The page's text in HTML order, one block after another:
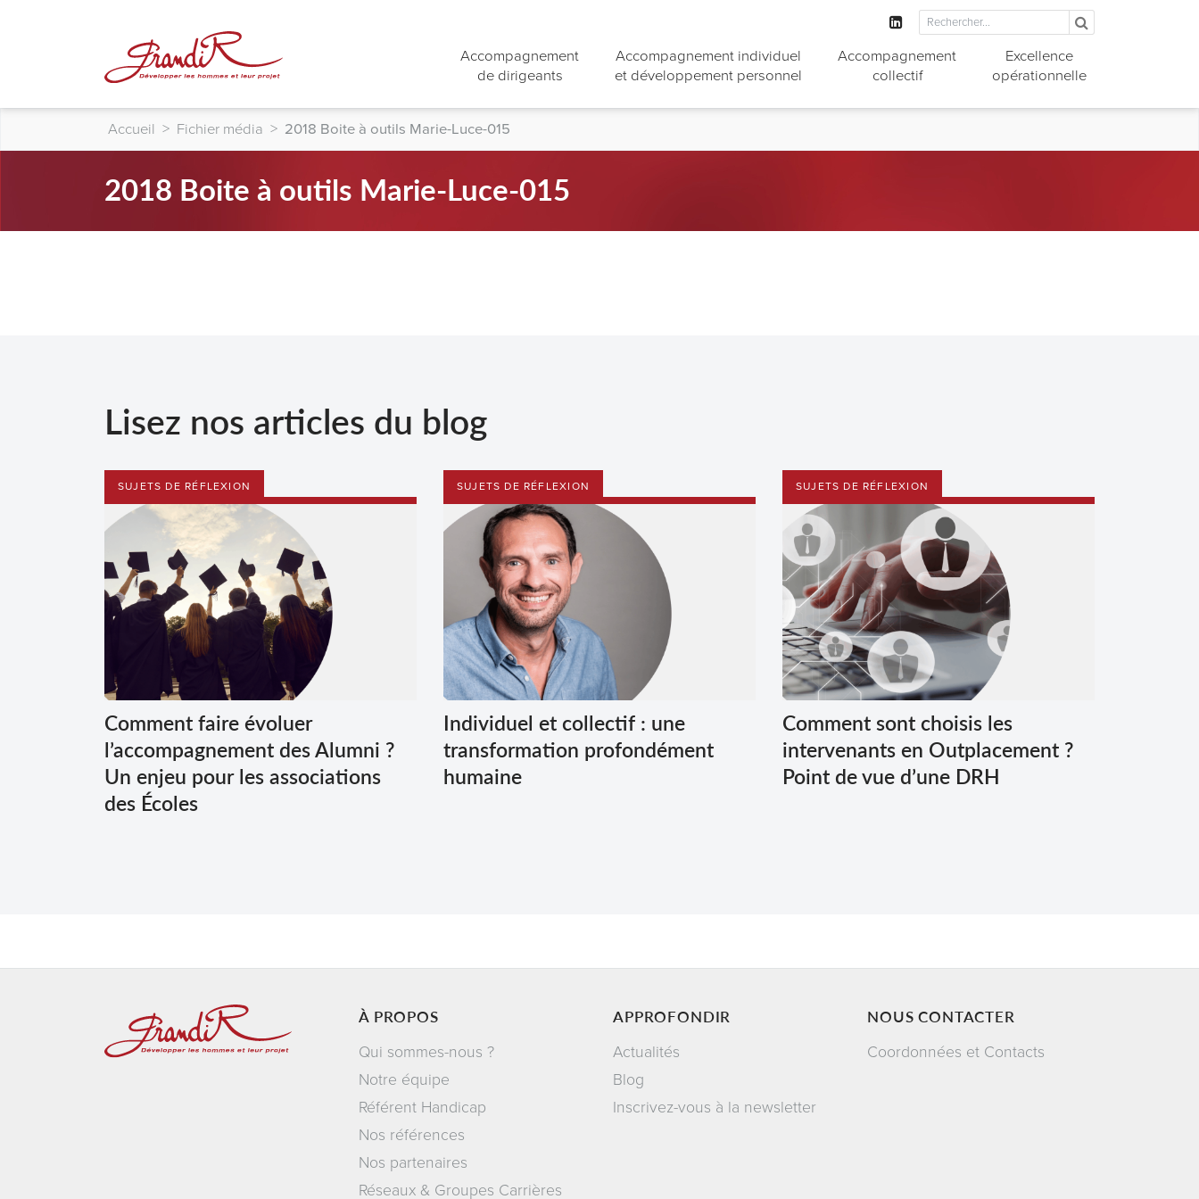
Accompagnement
de dirigeants
Accompagnement individuel
et développement personnel
Accompagnement
collectif
Excellence
opérationnelle
Accueil > Fichier média > 2018 Boite à outils Marie-Luce-015
2018 Boite à outils Marie-Luce-015
Lisez nos articles du blog
SUJETS DE RÉFLEXION
Comment faire évoluer
l’accompagnement des Alumni ?
Un enjeu pour les associations
des Écoles
SUJETS DE RÉFLEXION
Individuel et collectif : une
transformation profondément
humaine
SUJETS DE RÉFLEXION
Comment sont choisis les
intervenants en Outplacement ?
Point de vue d’une DRH
À PROPOS
Qui sommes-nous ?
Notre équipe
Référent Handicap
Nos références
Nos partenaires
Réseaux & Groupes Carrières
APPROFONDIR
Actualités
Blog
Inscrivez-vous à la newsletter
NOUS CONTACTER
Coordonnées et Contacts